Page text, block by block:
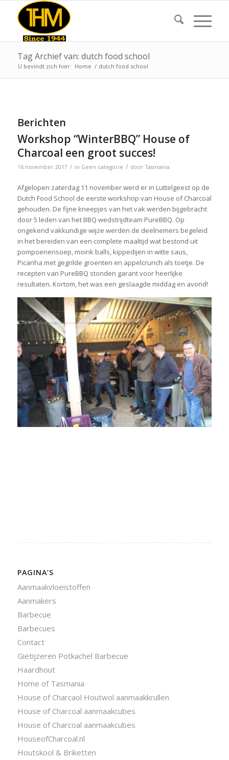
Tag Archief van: dutch food school
U bevindt zich hier: Home / dutch food school
Berichten
Workshop “WinterBBQ” House of
Charcoal een groot succes!
16 november 2017 / in Geen categorie / doorTasmania
Afgelopen zaterdag 11 november werd er in Luttelgeest op de
Dutch Food School de eerste workshop van House of Charcoal
gehouden. De fijne kneepjes van het vak werden bijgebracht
door 5 leden van het BBQ wedstrijdteam PureBBQ. Op
ongekend vakkundige wijze werden de deelnemers begeleid
in het bereiden van een complete maaltijd wat bestond uit
pompoenensoep, moink balls, kippedijen in witte saus,
Picanha met gegrilde groenten en appelcrunch als toetje. De
recepten van PureBBQ stonden garant voor heerlijke
resultaten. Kortom, het was een geslaagde middag en avond!
PAGINA’S
Aanmaakvloeistoffen
Aanmakers
Barbecue
Barbecues
Contact
Gietijzeren Potkachel Barbecue
Haardhout
Home of Tasmania
House of Charcaol Houtwol aanmaakkrullen
House of Charcoal aanmaakcubes
House of Charcoal aanmaakcubes
HouseofCharcoal.nl
Houtskool & Briketten